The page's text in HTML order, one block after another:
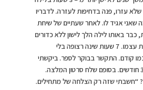
שלא עזרו, פנה בדחיפות לעזרה. לדבריו
שאני אגיד לו. לאחר שעתיים של שיחת
כבר באותו לילה הלך לישון ללא כדורים
באופן טבעי והפתיע את עצמו. 7 שעות שינה רצופה בלי
קודם. התקשר בבוקר לספר. ביקשתי
המלצה ולא חזר אלי 3 חודשים. בסופם שלח סרטון המלצה.
“חשבתי שזה רק הצלחה של מתחילים.